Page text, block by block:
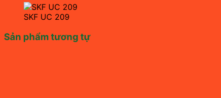
SKF UC 209
Sản phẩm tương tự